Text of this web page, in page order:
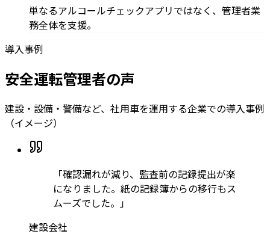
単なるアルコールチェックアプリではなく、管理者業
務全体を支援。
導入事例
安全運転管理者の声
建設・設備・警備など、社用車を運用する企業での導入事例
（イメージ）
「確認漏れが減り、監査前の記録提出が楽
になりました。紙の記録簿からの移行もス
ムーズでした。 」
建設会社